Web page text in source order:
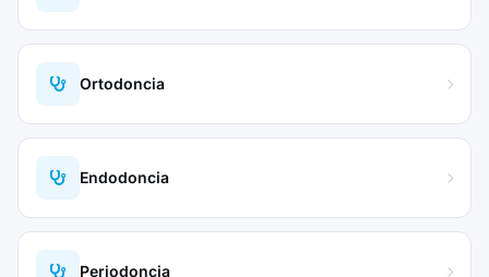
Ortodoncia
Endodoncia
Periodoncia